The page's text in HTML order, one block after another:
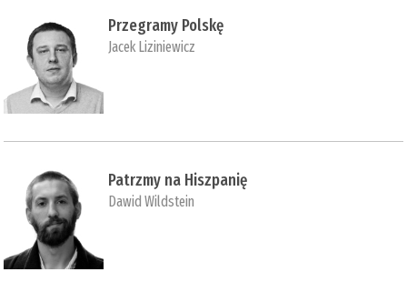
Przegramy Polskę
Jacek Liziniewicz
Patrzmy na Hiszpanię
Dawid Wildstein